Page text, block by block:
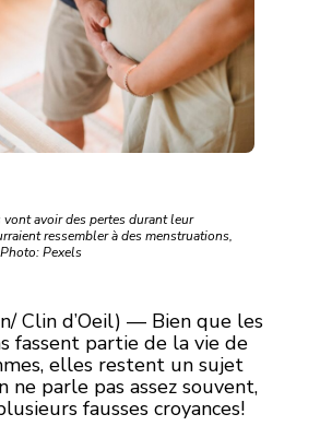
avoir des pertes durant leur
ressembler à des menstruations,
Pexels
Clin d’Oeil) — Bien que les
fassent partie de la vie de
elles restent un sujet
ne parle pas assez souvent,
fausses croyances!